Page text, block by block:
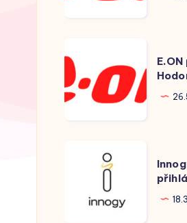
pobočka
Hodonín
přihlášení